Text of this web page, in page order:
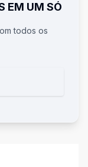
EM UM SÓ
todos os